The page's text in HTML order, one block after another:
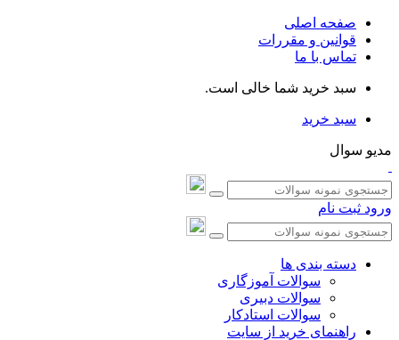
صفحه اصلی
قوانین و مقررات
تماس با ما
سبد خرید شما خالی است.
سبد خرید
مدیو سوال
ورود ثبت نام
دسته بندی ها
سوالات آموزگاری
سوالات دبیری
سوالات استادکار
راهنمای خرید از سایت